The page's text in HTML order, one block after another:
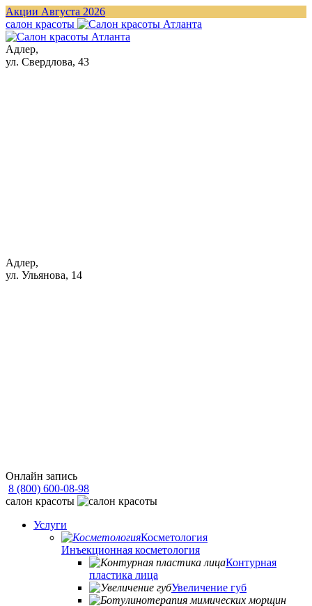
Акции Августа 2026
cалон красоты
Адлер,
ул. Свердлова, 43
Адлер,
ул. Ульянова, 14
Онлайн запись
8 (800) 600-08-98
cалон красоты
Услуги
Косметология
Инъекционная косметология
Контурная
пластика лица
Увеличение губ